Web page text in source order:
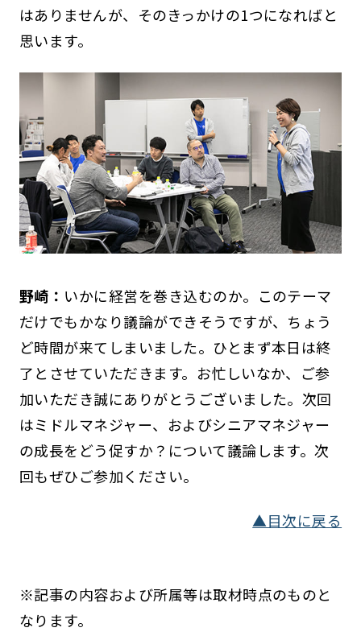
はありませんが、そのきっかけの1つになればと
思います。
野崎： いかに経営を巻き込むのか。このテーマ
だけでもかなり議論ができそうですが、ちょう
ど時間が来てしまいました。ひとまず本日は終
了とさせていただきます。お忙しいなか、ご参
加いただき誠にありがとうございました。次回
はミドルマネジャー、およびシニアマネジャー
の成長をどう促すか？について議論します。次
回もぜひご参加ください。
▲目次に戻る
※記事の内容および所属等は取材時点のものと
なります。